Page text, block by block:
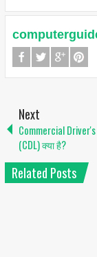
Next
Commercial
(CDL) क्या है?
Related Posts